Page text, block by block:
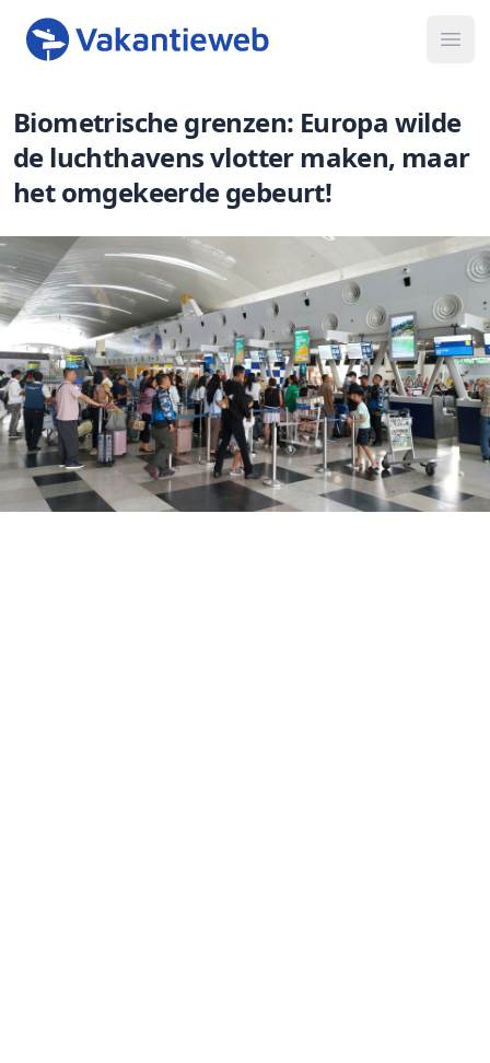
Biometrische grenzen: Europa wilde
de luchthavens vlotter maken, maar
het omgekeerde gebeurt!